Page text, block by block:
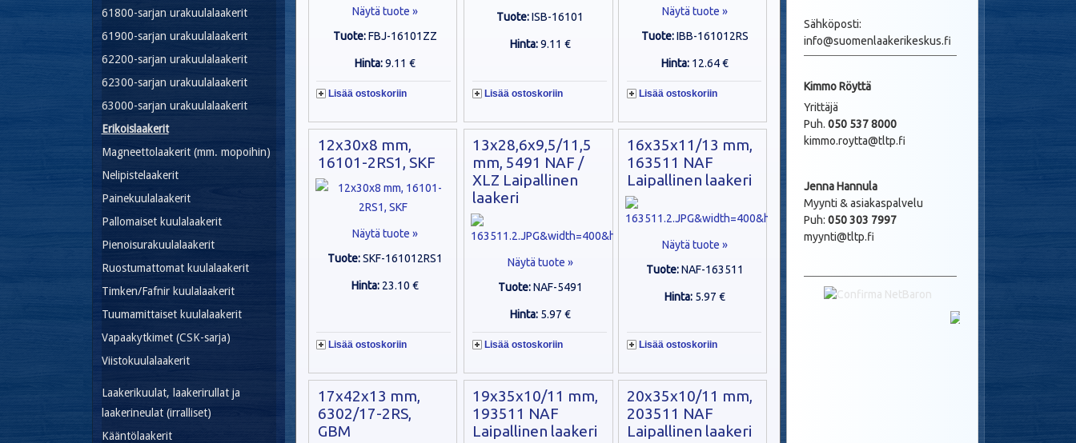
Näytä tuote »
Tuote:FBJ-16101ZZ
Hinta:9.11 €
Lisää ostoskoriin
Tuote:ISB-16101
Hinta:9.11 €
Lisää ostoskoriin
Näytä tuote »
Tuote:IBB-161012RS
Hinta: 12.64 €
Lisää ostoskoriin
12x30x8 mm,
16101-2RS1, SKF
Näytä tuote »
Tuote:SKF-161012RS1
Hinta: 23.10 €
Lisää ostoskoriin
13x28,6x9,5/11,5
mm, 5491 NAF /
XLZ Laipallinen
laakeri
Näytä tuote »
Tuote:NAF-5491
Hinta: 5.97 €
Lisää ostoskoriin
16x35x11/13 mm,
163511 NAF
Laipallinen laakeri
Näytä tuote »
Tuote:NAF-163511
Hinta: 5.97 €
Lisää ostoskoriin
17x42x13 mm,
6302/17-2RS,
GBM
19x35x10/11 mm,
193511 NAF
Laipallinen laakeri
20x35x10/11 mm,
203511 NAF
Laipallinen laakeri
61800-sarjan urakuulalaakerit
61900-sarjan urakuulalaakerit
62200-sarjan urakuulalaakerit
62300-sarjan urakuulalaakerit
63000-sarjan urakuulalaakerit
Erikoislaakerit
Magneettolaakerit (mm. mopoihin)
Nelipistelaakerit
Painekuulalaakerit
Pallomaiset kuulalaakerit
Pienoisurakuulalaakerit
Ruostumattomat kuulalaakerit
Timken/Fafnir kuulalaakerit
Tuumamittaiset kuulalaakerit
Vapaakytkimet (CSK-sarja)
Viistokuulalaakerit
Laakerikuulat, laakerirullat ja
laakerineulat (irralliset)
Kääntölaakerit
Sähköposti:
info@suomenlaakerikeskus.fi
Kimmo Röyttä
Yrittäjä
Puh. 050 537 8000
kimmo.roytta@tltp.fi
Jenna Hannula
Myynti & asiakaspalvelu
Puh: 050 303 7997
myynti@tltp.fi